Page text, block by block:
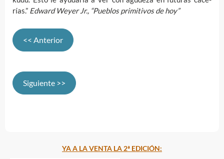
rías.” Edward Weyer Jr., “Pueblos primitivos de hoy”
<< Anterior
Siguiente >>
YA A LA VENTA LA 2ª EDICIÓN: